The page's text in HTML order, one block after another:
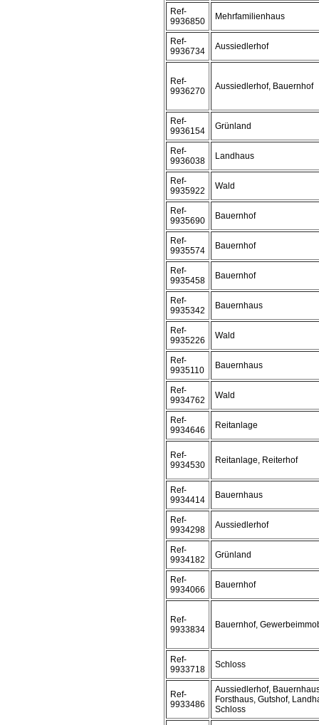
Ref-
9936850
Mehrfamilienhaus
Ref-
9936734
Aussiedlerhof
Ref-
9936270
Aussiedlerhof, Bauernhof
Ref-
9936154
Grünland
Ref-
9936038
Landhaus
Ref-
9935922
Wald
Ref-
9935690
Bauernhof
Ref-
9935574
Bauernhof
Ref-
9935458
Bauernhof
Ref-
9935342
Bauernhaus
Ref-
9935226
Wald
Ref-
9935110
Bauernhaus
Ref-
9934762
Wald
Ref-
9934646
Reitanlage
Ref-
9934530
Reitanlage, Reiterhof
Ref-
9934414
Bauernhaus
Ref-
9934298
Aussiedlerhof
Ref-
9934182
Grünland
Ref-
9934066
Bauernhof
Ref-
9933834
Bauernhof,
Ref-
9933718
Schloss
Ref-
9933486
Aussiedlerhof,
Forsthaus, Gutshof,
Schloss